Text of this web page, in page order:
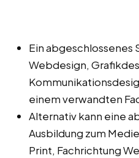
Ein abgeschlossenes
Webdesign,
einem verwandten
Alternativ kann eine
Ausbildung zum
Print, Fachrichtung